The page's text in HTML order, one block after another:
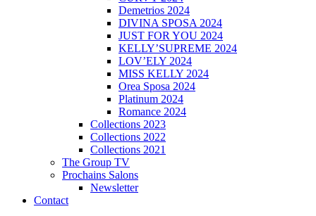
Demetrios 2024
DIVINA SPOSA 2024
JUST FOR YOU 2024
KELLY’SUPREME 2024
LOV’ELY 2024
MISS KELLY 2024
Orea Sposa 2024
Platinum 2024
Romance 2024
Collections 2023
Collections 2022
Collections 2021
The Group TV
Prochains Salons
Newsletter
Contact